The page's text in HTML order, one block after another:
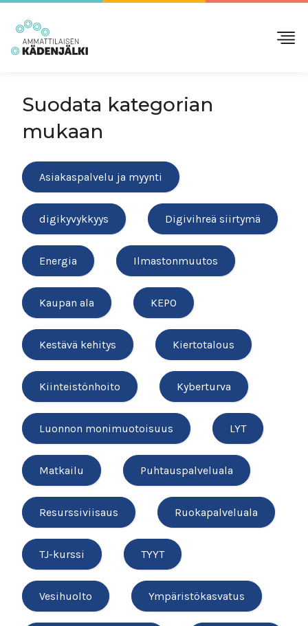
Suodata kategorian
mukaan
Asiakaspalvelu ja myynti
digikyvykkyys Digivihreä siirtymä
Energia Ilmastonmuutos
Kaupan ala KEPO
Kestävä kehitys Kiertotalous
Kiinteistönhoito Kyberturva
Luonnon monimuotoisuus LYT
Matkailu Puhtauspalveluala
Resurssiviisaus Ruokapalveluala
TJ-kurssi TYYT
Vesihuolto Ympäristökasvatus